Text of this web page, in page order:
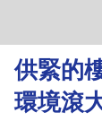
供緊的
環境滾